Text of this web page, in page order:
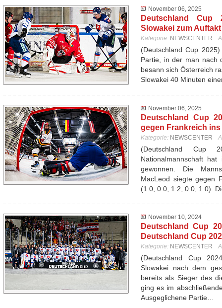
November 06, 2025
Deutschland Cup
Slowakei zum
Kategorie: NEWSCENTER
(Deutschland Cup
Partie, in der man nach
besann sich Österreich
Slowakei 40 Minuten
November 06, 2025
Deutschland Cup
gegen Frankreich
Kategorie: NEWSCENTER
(Deutschland Cup
Nationalmannschaft
gewonnen. Die
MacLeod siegte gegen
(1:0, 0:0, 1:2, 0:0, 1:0).
November 10, 2024
Deutschland Cup
Deutschland Cup
Kategorie: NEWSCENTER
(Deutschland Cup
Slowakei nach dem
bereits als Sieger des
ging es im
Ausgeglichene Partie…